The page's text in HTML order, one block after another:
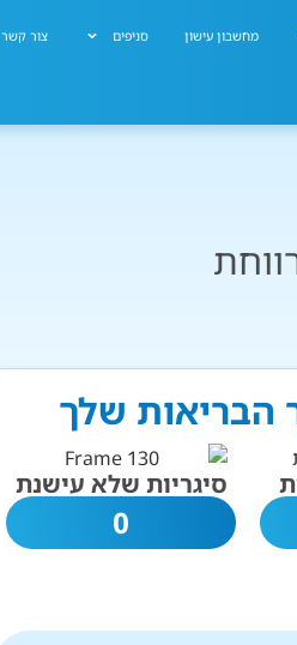
מחשבון עישון סניפים צור קשר
הבריאות שלך
סיגריות שלא עישנת
0